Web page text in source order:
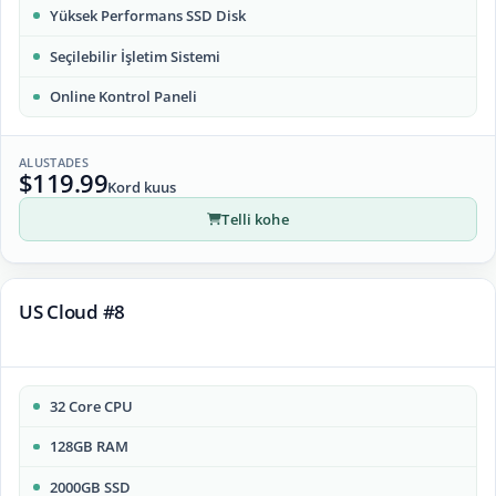
Yüksek Performans SSD Disk
Seçilebilir İşletim Sistemi
Online Kontrol Paneli
ALUSTADES
$119.99Kord kuus
Telli kohe
US Cloud #8
32 Core CPU
128GB RAM
2000GB SSD